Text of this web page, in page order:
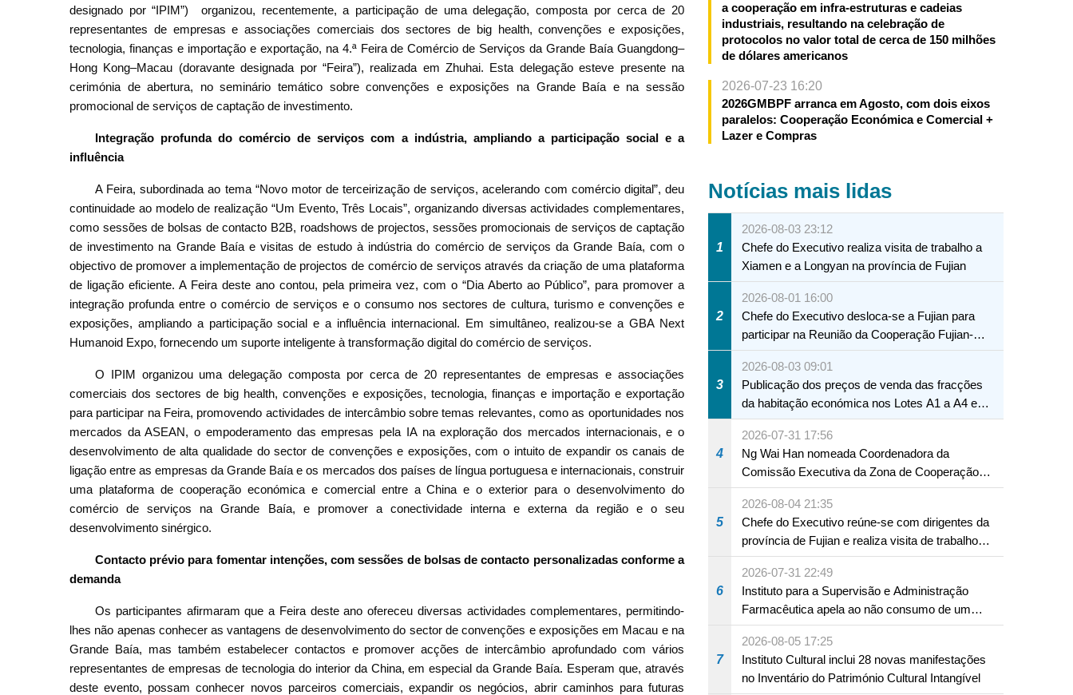
designado por “IPIM”) organizou, recentemente, a participação de uma delegação, composta por cerca de 20
representantes de empresas e associações comerciais dos sectores de big health, convenções e exposições,
tecnologia, finanças e importação e exportação, na 4.ª Feira de Comércio de Serviços da Grande Baía Guangdong–
Hong Kong–Macau (doravante designada por “Feira”), realizada em Zhuhai. Esta delegação esteve presente na
cerimónia de abertura, no seminário temático sobre convenções e exposições na Grande Baía e na sessão
promocional de serviços de captação de investimento.
Integração profunda do comércio de serviços com a indústria, ampliando a participação social e a
influência
A Feira, subordinada ao tema “Novo motor de terceirização de serviços, acelerando com comércio digital”, deu
continuidade ao modelo de realização “Um Evento, Três Locais”, organizando diversas actividades complementares,
como sessões de bolsas de contacto B2B, roadshows de projectos, sessões promocionais de serviços de captação
de investimento na Grande Baía e visitas de estudo à indústria do comércio de serviços da Grande Baía, com o
objectivo de promover a implementação de projectos de comércio de serviços através da criação de uma plataforma
de ligação eficiente. A Feira deste ano contou, pela primeira vez, com o “Dia Aberto ao Público”, para promover a
integração profunda entre o comércio de serviços e o consumo nos sectores de cultura, turismo e convenções e
exposições, ampliando a participação social e a influência internacional. Em simultâneo, realizou-se a GBA Next
Humanoid Expo, fornecendo um suporte inteligente à transformação digital do comércio de serviços.
O IPIM organizou uma delegação composta por cerca de 20 representantes de empresas e associações
comerciais dos sectores de big health, convenções e exposições, tecnologia, finanças e importação e exportação
para participar na Feira, promovendo actividades de intercâmbio sobre temas relevantes, como as oportunidades nos
mercados da ASEAN, o empoderamento das empresas pela IA na exploração dos mercados internacionais, e o
desenvolvimento de alta qualidade do sector de convenções e exposições, com o intuito de expandir os canais de
ligação entre as empresas da Grande Baía e os mercados dos países de língua portuguesa e internacionais, construir
uma plataforma de cooperação económica e comercial entre a China e o exterior para o desenvolvimento do
comércio de serviços na Grande Baía, e promover a conectividade interna e externa da região e o seu
desenvolvimento sinérgico.
Contacto prévio para fomentar intenções, com sessões de bolsas de contacto personalizadas conforme a
demanda
Os participantes afirmaram que a Feira deste ano ofereceu diversas actividades complementares, permitindo-
lhes não apenas conhecer as vantagens de desenvolvimento do sector de convenções e exposições em Macau e na
Grande Baía, mas também estabelecer contactos e promover acções de intercâmbio aprofundado com vários
representantes de empresas de tecnologia do interior da China, em especial da Grande Baía. Esperam que, através
deste evento, possam conhecer novos parceiros comerciais, expandir os negócios, abrir caminhos para futuras
a cooperação em infra-estruturas e cadeias
industriais, resultando na celebração de
protocolos no valor total de cerca de 150 milhões
de dólares americanos
2026-07-23 16:20
2026GMBPF arranca em Agosto, com dois eixos
paralelos: Cooperação Económica e Comercial +
Lazer e Compras
Notícias mais lidas
1
2026-08-03 23:12
Chefe do Executivo realiza visita de trabalho a
Xiamen e a Longyan na província de Fujian
2
2026-08-01 16:00
Chefe do Executivo desloca-se a Fujian para
participar na Reunião da Cooperação Fujian-
Macau
3
2026-08-03 09:01
Publicação dos preços de venda das fracções
da habitação económica nos Lotes A1 a A4 e
A12 da Zona A dos Novos Aterros
4
2026-07-31 17:56
Ng Wai Han nomeada Coordenadora da
Comissão Executiva da Zona de Cooperação
Aprofundada entre Guangdong e Macau em
Hengqin
5
2026-08-04 21:35
Chefe do Executivo reúne-se com dirigentes da
província de Fujian e realiza visita de trabalho
em Fuzhou
6
2026-07-31 22:49
Instituto para a Supervisão e Administração
Farmacêutica apela ao não consumo de um
produto com substâncias medicamentosas
ocidentais
7
2026-08-05 17:25
Instituto Cultural inclui 28 novas manifestações
no Inventário do Património Cultural Intangível